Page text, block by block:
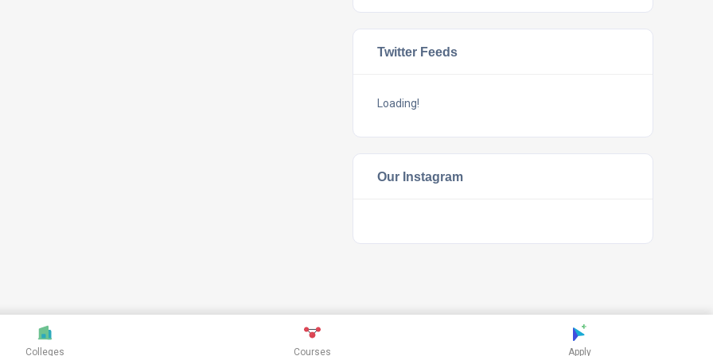
Twitter Feeds
Loading!
Our Instagram
Colleges Courses Apply